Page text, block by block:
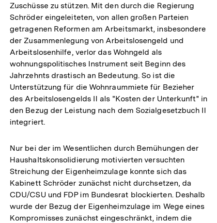
Zuschüsse zu stützen. Mit den durch die Regierung
Schröder eingeleiteten, von allen großen Parteien
getragenen Reformen am Arbeitsmarkt, insbesondere
der Zusammenlegung von Arbeitslosengeld und
Arbeitslosenhilfe, verlor das Wohngeld als
wohnungspolitisches Instrument seit Beginn des
Jahrzehnts drastisch an Bedeutung. So ist die
Unterstützung für die Wohnraummiete für Bezieher
des Arbeitslosengelds II als "Kosten der Unterkunft" in
den Bezug der Leistung nach dem Sozialgesetzbuch II
integriert.
Nur bei der im Wesentlichen durch Bemühungen der
Haushaltskonsolidierung motivierten versuchten
Streichung der Eigenheimzulage konnte sich das
Kabinett Schröder zunächst nicht durchsetzen, da
CDU/CSU und FDP im Bundesrat blockierten. Deshalb
wurde der Bezug der Eigenheimzulage im Wege eines
Kompromisses zunächst eingeschränkt, indem die